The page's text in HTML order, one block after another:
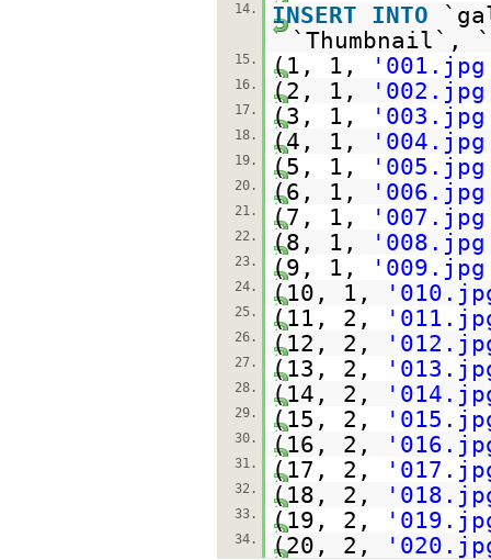
14.
INSERT INTO
`Thumbnail`,
15. (1, 1,
16. (2, 1,
17. (3, 1,
18. (4, 1,
19. (5, 1,
20. (6, 1,
21. (7, 1,
22. (8, 1,
23. (9, 1,
24. (10, 1,
25. (11, 2,
26. (12, 2,
27. (13, 2,
28. (14, 2,
29. (15, 2,
30. (16, 2,
31. (17, 2,
32. (18, 2,
33. (19, 2,
34. (20, 2,